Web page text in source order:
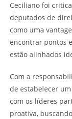
Ceciliano foi
deputados de
como uma
encontrar pontos
estão alinhados
Com a
de estabelecer
com os líderes
proativa,